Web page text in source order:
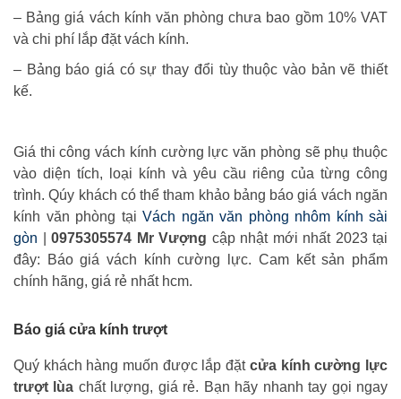
– Bảng giá vách kính văn phòng chưa bao gồm 10% VAT
và chi phí lắp đặt vách kính.
– Bảng báo giá có sự thay đổi tùy thuộc vào bản vẽ thiết
kế.
Giá thi công vách kính cường lực văn phòng sẽ phụ thuộc
vào diện tích, loại kính và yêu cầu riêng của từng công
trình. Qúy khách có thể tham khảo bảng báo giá vách ngăn
kính văn phòng tại Vách ngăn văn phòng nhôm kính sài
gòn
0975305574 Mr Vượng cập nhật mới nhất 2023 tại
đây: Báo giá vách kính cường lực. Cam kết sản phẩm
chính hãng, giá rẻ nhất hcm.
Báo giá cửa kính trượt
Quý khách hàng muốn được lắp đặt cửa kính cường lực
trượt lùa chất lượng, giá rẻ. Bạn hãy nhanh tay gọi ngay